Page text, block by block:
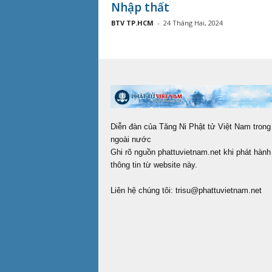
Nhập thất
BTV TP.HCM - 24 Tháng Hai, 2024
Diễn đàn của Tăng Ni Phật tử Việt Nam
ngoài nước
Ghi rõ nguồn phattuvietnam.net khi phát hành
thông tin từ website này.
Liên hệ chúng tôi: trisu@phattuvietnam.net